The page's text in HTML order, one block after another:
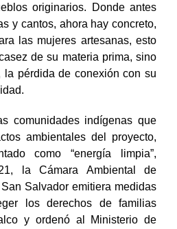
originarios. Donde antes
y cantos, ahora hay concreto,
las mujeres artesanas, esto
de su materia prima, sino
la pérdida de conexión con su
comunidades indígenas que
ambientales del proyecto,
como “energía limpia”,
la Cámara Ambiental de
Salvador emitiera medidas
los derechos de familias
y ordenó al Ministerio de